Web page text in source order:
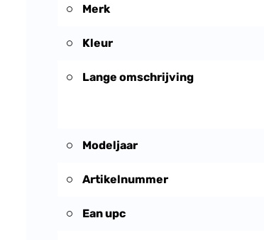
Merk
Kleur
Lange omschrijving
Modeljaar
Artikelnummer
Ean upc